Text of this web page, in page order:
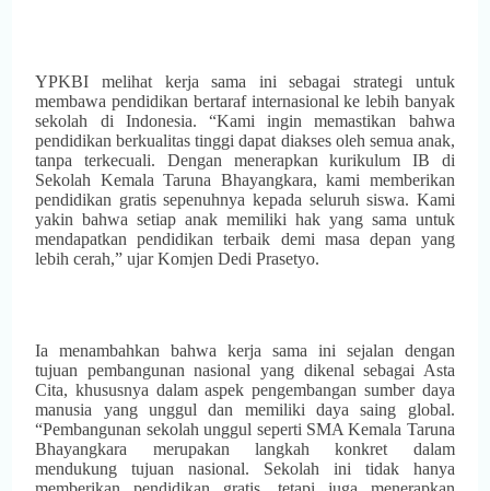
YPKBI melihat kerja sama ini sebagai strategi untuk
membawa pendidikan bertaraf internasional ke lebih banyak
sekolah di Indonesia. “Kami ingin memastikan bahwa
pendidikan berkualitas tinggi dapat diakses oleh semua anak,
tanpa terkecuali. Dengan menerapkan kurikulum IB di
Sekolah Kemala Taruna Bhayangkara, kami memberikan
pendidikan gratis sepenuhnya kepada seluruh siswa. Kami
yakin bahwa setiap anak memiliki hak yang sama untuk
mendapatkan pendidikan terbaik demi masa depan yang
lebih cerah,” ujar Komjen Dedi Prasetyo.
Ia menambahkan bahwa kerja sama ini sejalan dengan
tujuan pembangunan nasional yang dikenal sebagai Asta
Cita, khususnya dalam aspek pengembangan sumber daya
manusia yang unggul dan memiliki daya saing global.
“Pembangunan sekolah unggul seperti SMA Kemala Taruna
Bhayangkara merupakan langkah konkret dalam
mendukung tujuan nasional. Sekolah ini tidak hanya